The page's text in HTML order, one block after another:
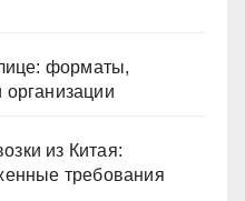
форматы,
из Китая:
требования